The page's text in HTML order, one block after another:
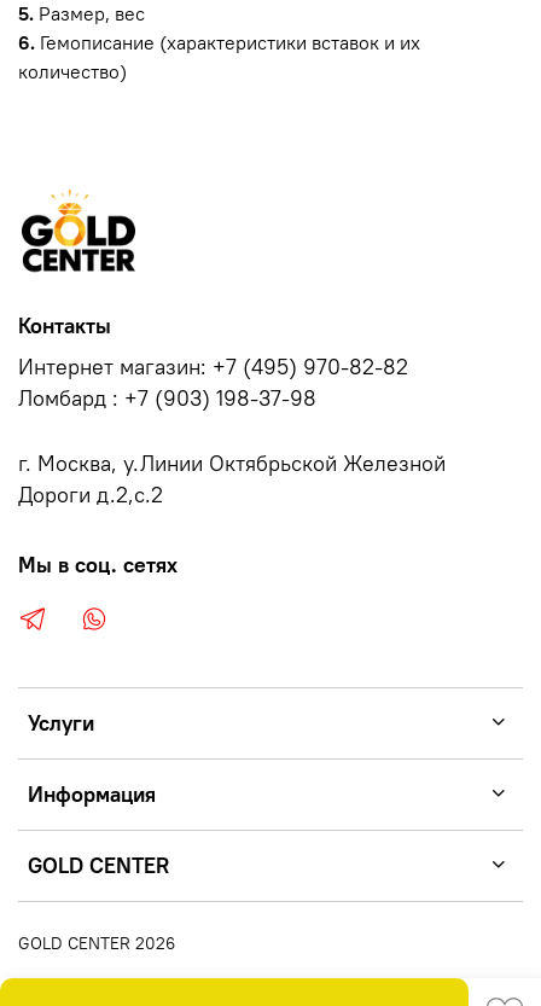
5. Размер, вес
6. Гемописание (характеристики вставок и их
количество)
Услуги
Информация
GOLD CENTER
Контакты
Интернет магазин: +7 (495) 970-82-82
Ломбард : +7 (903) 198-37-98
г. Москва, у.Линии Октябрьской Железной
Дороги д.2,с.2
Мы в соц. сетях
GOLD CENTER 2026